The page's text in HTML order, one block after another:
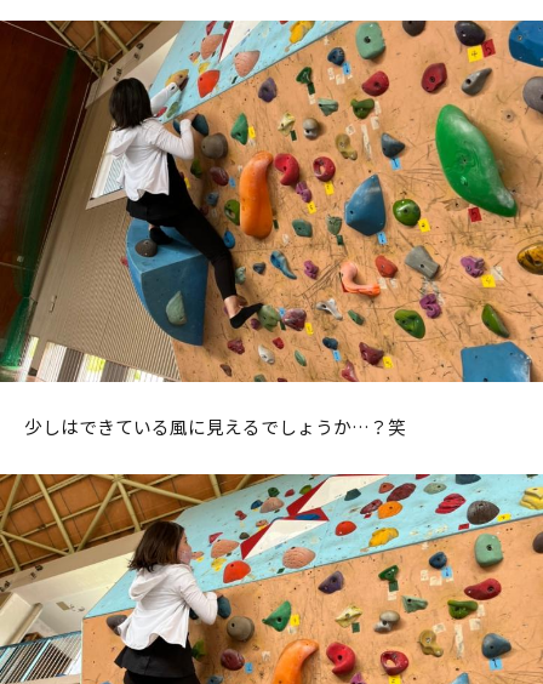
少しはできている風に見えるでしょうか…？笑